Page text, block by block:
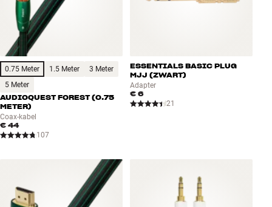
0.75 Meter 1.5 Meter
3 Meter
5 Meter
AUDIOQUEST FOREST (0.75
METER)
Coax-kabel
€ 44
107
ESSENTIALS BASIC PLUG
MJJ (ZWART)
Adapter
€ 6
21